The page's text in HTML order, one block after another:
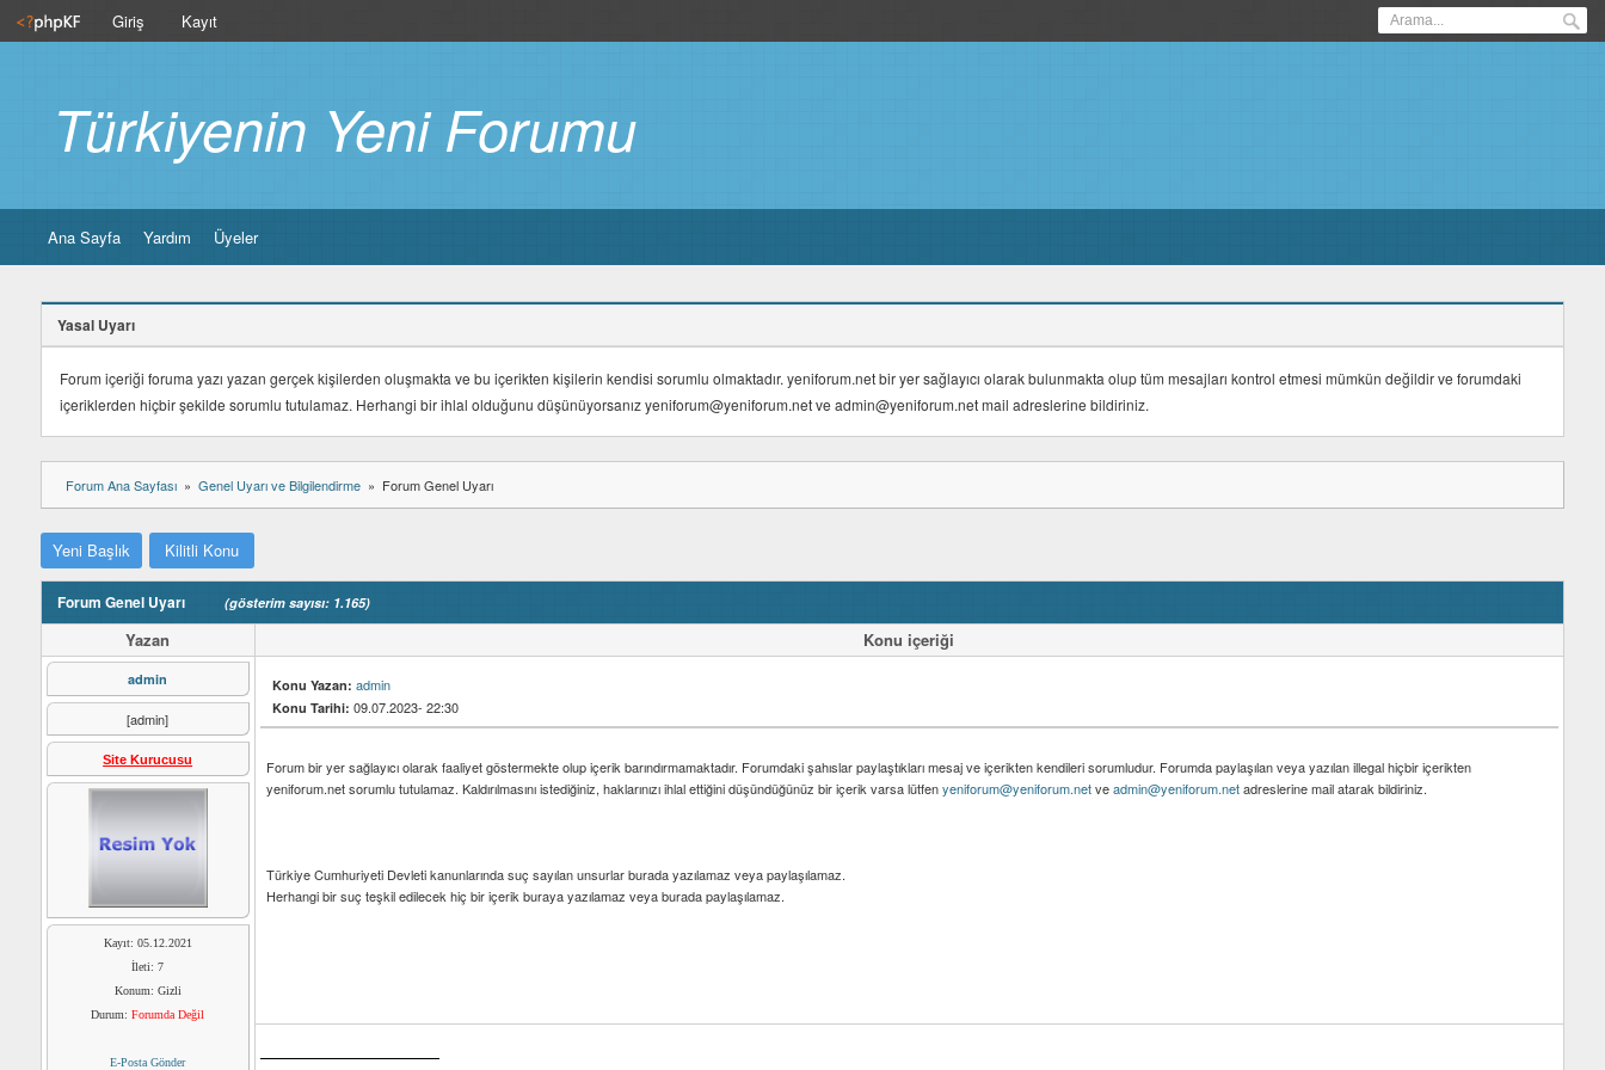
Giriş Kayıt
Türkiyenin Yeni Forumu
Ana Sayfa Yardım Üyeler
Yasal Uyarı
Forum içeriği foruma yazı yazan gerçek kişilerden oluşmakta ve bu içerikten kişilerin kendisi sorumlu olmaktadır. yeniforum.net bir yer sağlayıcı olarak bulunmakta olup tüm mesajları kontrol etmesi mümkün değildir ve forumdaki
içeriklerden hiçbir şekilde sorumlu tutulamaz. Herhangi bir ihlal olduğunu düşünüyorsanız yeniforum@yeniforum.net ve admin@yeniforum.net mail adreslerine bildiriniz.
Forum Ana Sayfası Genel Uyarı ve Bilgilendirme Forum Genel Uyarı
Yeni Başlık Kilitli Konu
Forum Genel Uyarı (gösterim sayısı: 1.165)
Yazan Konu içeriği
admin
[admin]
Site Kurucusu
Kayıt: 05.12.2021
İleti: 7
Konum: Gizli
Durum:Forumda Değil
E-Posta Gönder
Konu Yazan: admin
Konu Tarihi: 09.07.2023- 22:30
Forum bir yer sağlayıcı olarak faaliyet göstermekte olup içerik barındırmamaktadır. Forumdaki şahıslar paylaştıkları mesaj ve içerikten kendileri sorumludur. Forumda paylaşılan veya yazılan illegal hiçbir içerikten
yeniforum.net sorumlu tutulamaz. Kaldırılmasını istediğiniz, haklarınızı ihlal ettiğini düşündüğünüz bir içerik varsa lütfenyeniforum@yeniforum.netveadmin@yeniforum.netadreslerine mail atarak bildiriniz.
Türkiye Cumhuriyeti Devleti kanunlarında suç sayılan unsurlar burada yazılamaz veya paylaşılamaz.
Herhangi bir suç teşkil edilecek hiç bir içerik buraya yazılamaz veya burada paylaşılamaz.